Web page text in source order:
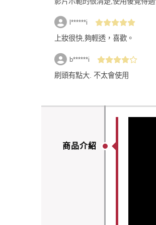
l******i
上妝很快,夠輕透，喜歡。
b******i
刷頭有點大. 不太會使用
商品介紹